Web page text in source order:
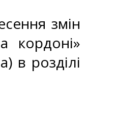
змін
кордоні»
в розділі